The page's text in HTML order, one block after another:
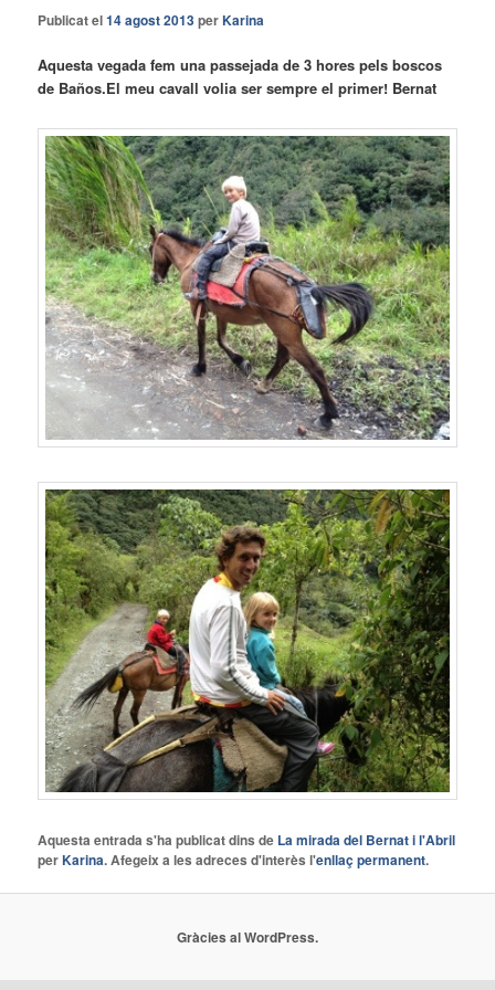
Publicat el14 agost 2013perKarina
Aquesta vegada fem una passejada de 3 hores pels boscos
de Baños.El meu cavall volia ser sempre el primer! Bernat
Aquesta entrada s'ha publicat dins de La mirada del Bernat i l'Abril
perKarina. Afegeix a les adreces d'interès l'enllaç permanent.
Gràcies al WordPress.